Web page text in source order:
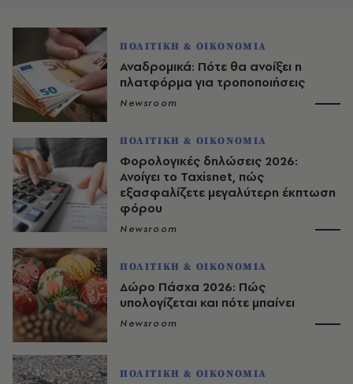
ΠΟΛΙΤΙΚΗ & ΟΙΚΟΝΟΜΙΑ
Αναδρομικά: Πότε θα ανοίξει η
πλατφόρμα για τροποποιήσεις
Newsroom
ΠΟΛΙΤΙΚΗ & ΟΙΚΟΝΟΜΙΑ
Φορολογικές δηλώσεις 2026:
Ανοίγει το Taxisnet, πώς
εξασφαλίζετε μεγαλύτερη έκπτωση
φόρου
Newsroom
ΠΟΛΙΤΙΚΗ & ΟΙΚΟΝΟΜΙΑ
Δώρο Πάσχα 2026: Πώς
υπολογίζεται και πότε μπαίνει
Newsroom
ΠΟΛΙΤΙΚΗ & ΟΙΚΟΝΟΜΙΑ